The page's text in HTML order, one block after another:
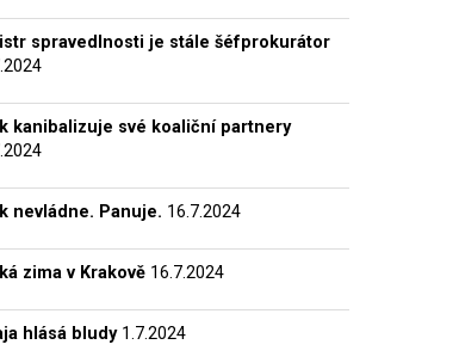
spravedlnosti je stále šéfprokurátor
kanibalizuje své koaliční partnery
nevládne. Panuje. 16.7.2024
zima v Krakově 16.7.2024
hlásá bludy 1.7.2024